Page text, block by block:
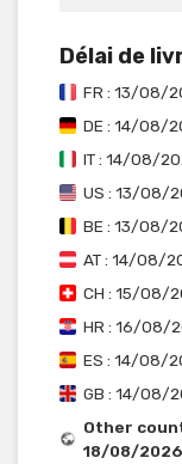
Délai de
FR : 13/08/
DE : 14/08/
IT : 14/08/
US : 13/08/
BE : 13/08/
AT : 14/08/
CH : 15/08/
HR : 16/08/
ES : 14/08/
GB : 14/08/
Other
18/08/2026